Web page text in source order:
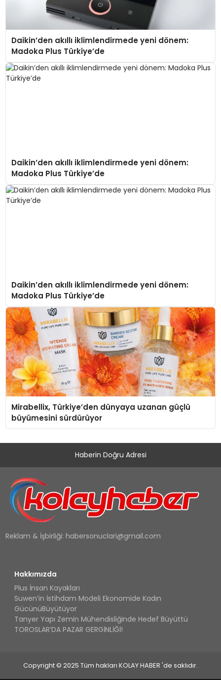
Daikin’den akıllı iklimlendirmede yeni dönem:
Madoka Plus Türkiye’de
Daikin’den akıllı iklimlendirmede yeni dönem:
Madoka Plus Türkiye’de
Daikin’den akıllı iklimlendirmede yeni dönem:
Madoka Plus Türkiye’de
Mirabellix, Türkiye’den dünyaya uzanan güçlü
büyümesini sürdürüyor
Haberin Doğru Adresi
Reklam & İşbirliği: habersonuclari@gmail.com
Hakkımızda
Plus İnsan Kayakları
Suwen’in İstihdam Modeli Ekonomide Kadın
GücünüBüyütüyor
Tanyer Yapı Zemin Mühendisliğinde Hedef Büyüttü
TOROSLAR’DA PAZAR GERGİNLİĞİ!
Copyright © 2025 Tüm hakları KOLAY HABER 'de saklıdır.